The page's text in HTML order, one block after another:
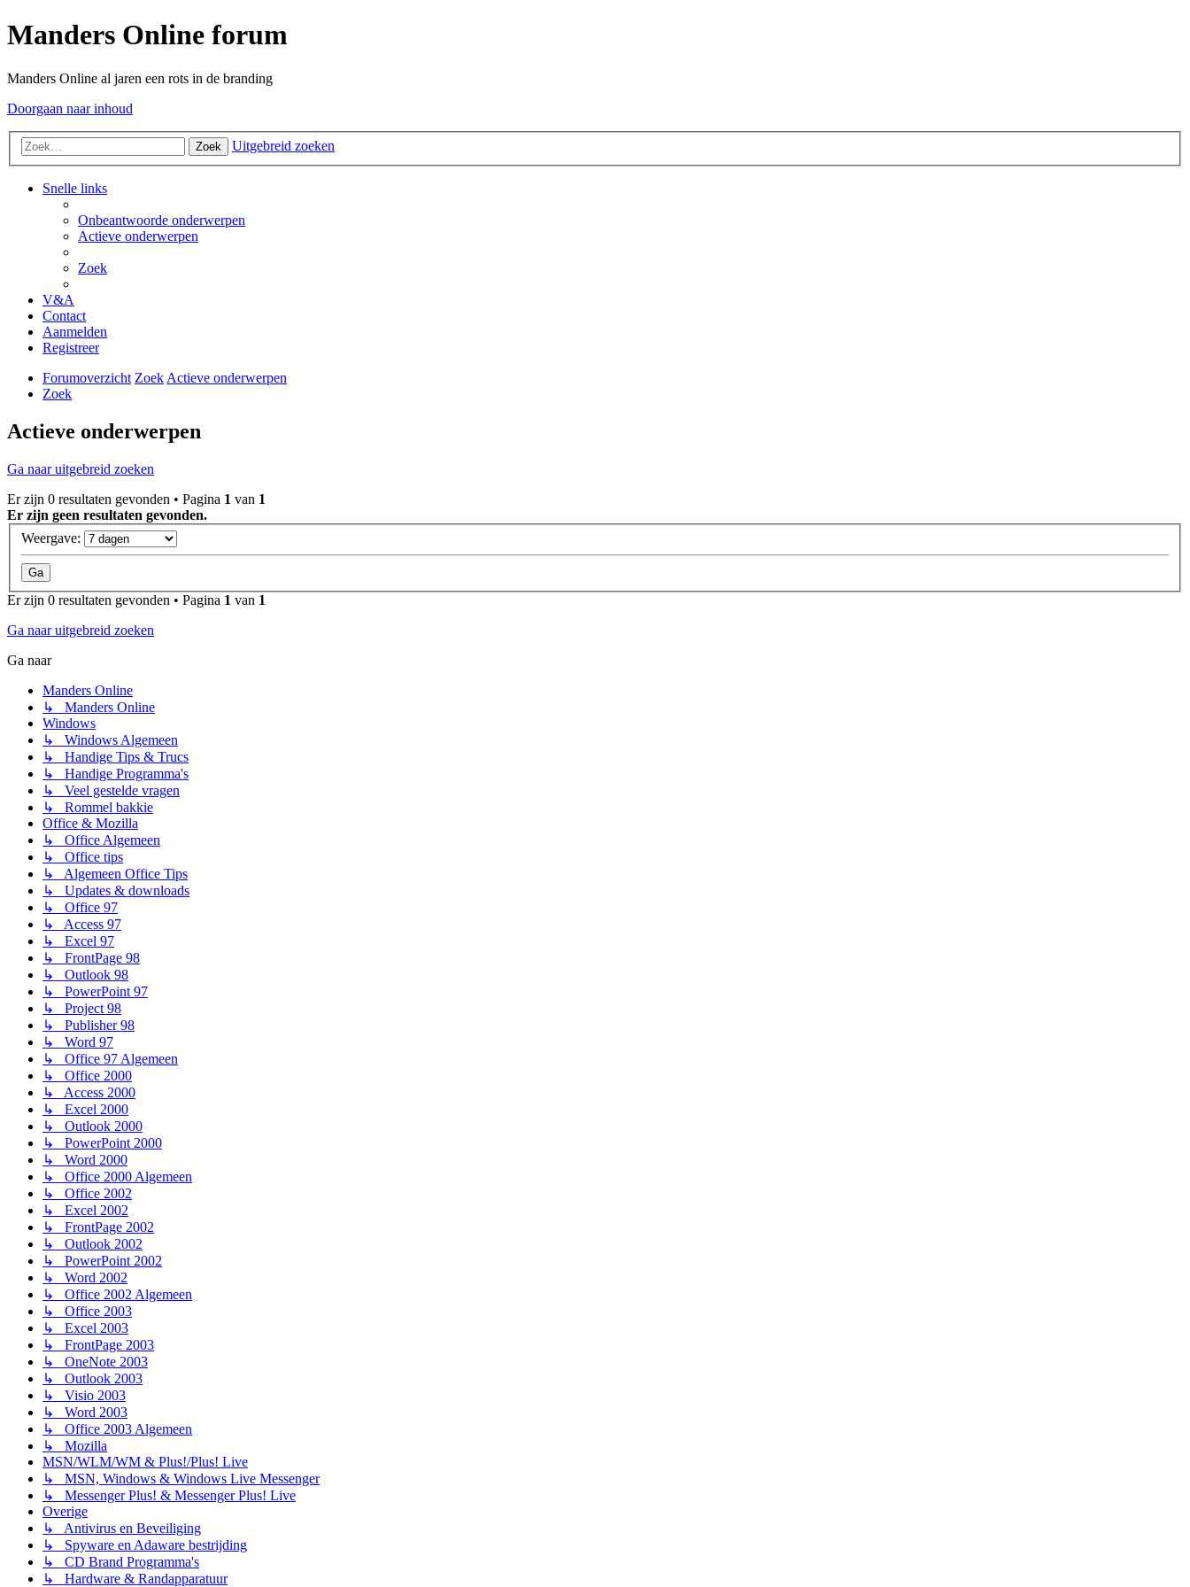
Manders Online forum
Manders Online al jaren een rots in de branding
Doorgaan naar inhoud
Zoek Uitgebreid zoeken
Snelle links
Onbeantwoorde onderwerpen
Actieve onderwerpen
Zoek
V&A
Contact
Aanmelden
Registreer
Forumoverzicht ZoekActieve onderwerpen
Zoek
Actieve onderwerpen
Ga naar uitgebreid zoeken
Er zijn 0 resultaten gevonden • Pagina 1 van 1
Er zijn geen resultaten gevonden.
Weergave:
Er zijn 0 resultaten gevonden • Pagina 1 van 1
Ga naar uitgebreid zoeken
Ga naar
Manders Online
↳ Manders Online
Windows
↳ Windows Algemeen
↳ Handige Tips & Trucs
↳ Handige Programma's
↳ Veel gestelde vragen
↳ Rommel bakkie
Office & Mozilla
↳ Office Algemeen
↳ Office tips
↳ Algemeen Office Tips
↳ Updates & downloads
↳ Office 97
↳ Access 97
↳ Excel 97
↳ FrontPage 98
↳ Outlook 98
↳ PowerPoint 97
↳ Project 98
↳ Publisher 98
↳ Word 97
↳ Office 97 Algemeen
↳ Office 2000
↳ Access 2000
↳ Excel 2000
↳ Outlook 2000
↳ PowerPoint 2000
↳ Word 2000
↳ Office 2000 Algemeen
↳ Office 2002
↳ Excel 2002
↳ FrontPage 2002
↳ Outlook 2002
↳ PowerPoint 2002
↳ Word 2002
↳ Office 2002 Algemeen
↳ Office 2003
↳ Excel 2003
↳ FrontPage 2003
↳ OneNote 2003
↳ Outlook 2003
↳ Visio 2003
↳ Word 2003
↳ Office 2003 Algemeen
↳ Mozilla
MSN/WLM/WM & Plus!/Plus! Live
↳ MSN, Windows & Windows Live Messenger
↳ Messenger Plus! & Messenger Plus! Live
Overige
↳ Antivirus en Beveiliging
↳ Spyware en Adaware bestrijding
↳ CD Brand Programma's
↳ Hardware & Randapparatuur